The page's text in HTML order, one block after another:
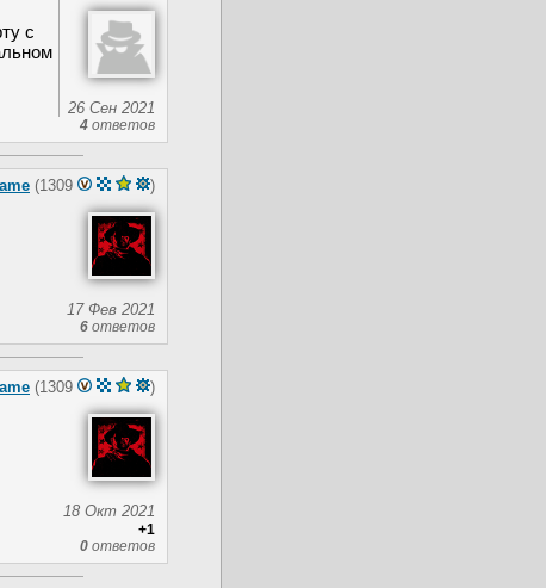
26 Сен 2021
с
4 ответов
(1309 )
17 Фев 2021
6 ответов
(1309 )
18 Окт 2021
+1
0 ответов